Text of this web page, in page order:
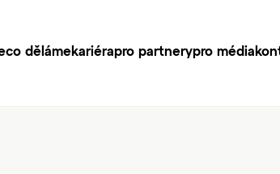
co dělámekariérapro partnerypro média